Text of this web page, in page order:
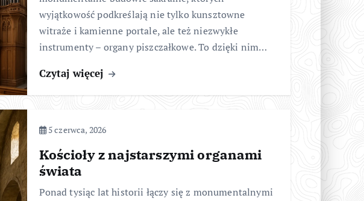
wyjątkowość podkreślają nie tylko kunsztowne
witraże i kamienne portale, ale też niezwykłe
instrumenty – organy piszczałkowe. To dzięki nim…
Czytaj więcej
5 czerwca, 2026
Kościoły z najstarszymi organami
świata
Ponad tysiąc lat historii łączy się z monumentalnymi